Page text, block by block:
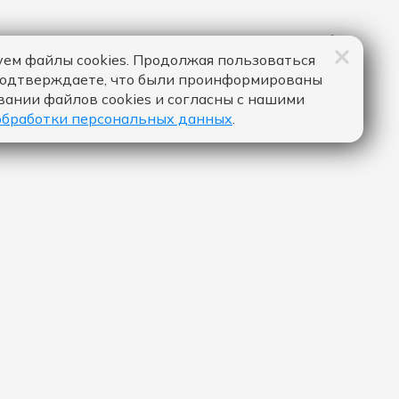
файлы cookies. Продолжая пользоваться
что были проинформированы
файлов cookies и согласны с нашими
персональных данных.